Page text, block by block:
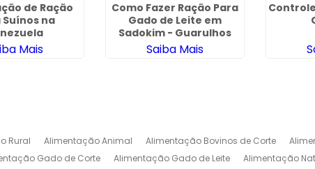
de Ração
na
Mais
Como Fazer Ração Para
Gado de Leite em
Sadokim - Guarulhos
Saiba Mais
Rural Alimentação Animal Alimentação Bovinos de Corte
Gado de Corte Alimentação Gado de Leite Alimentação